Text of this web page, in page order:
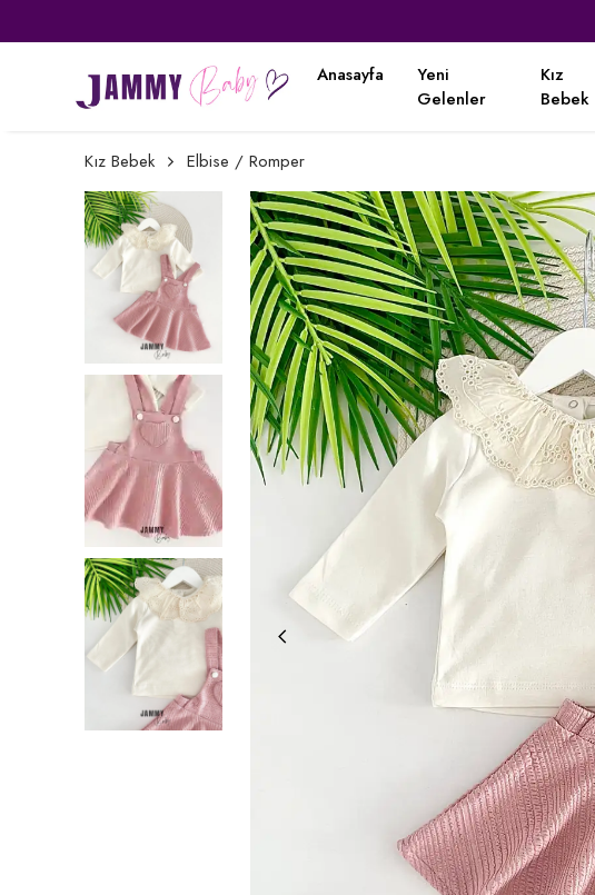
Anasayfa
Yeni
Gelenler
Kız
Bebek
Kız Bebek Elbise / Romper